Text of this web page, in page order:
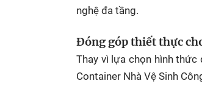
nghệ đa tầng.
Đóng góp thiết thực
Thay vì lựa chọn hình
Container Nhà Vệ Sinh